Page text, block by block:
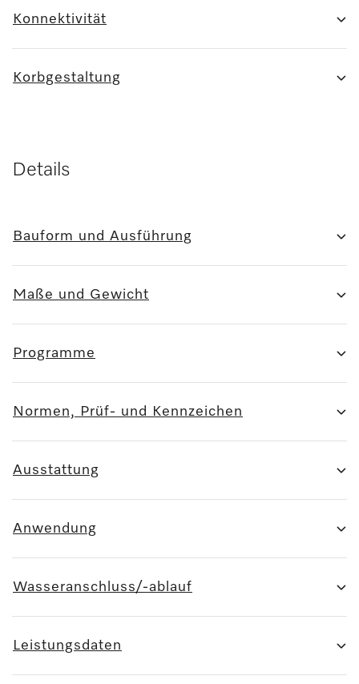
Konnektivität
Korbgestaltung
Details
Bauform und Ausführung
Maße und Gewicht
Programme
Normen, Prüf- und Kennzeichen
Ausstattung
Anwendung
Wasseranschluss/-ablauf
Leistungsdaten